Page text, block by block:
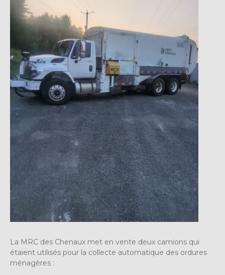
La MRC des Chenaux met en vente deux camions qui
étaient utilisés pour la collecte automatique des ordures
ménagères :